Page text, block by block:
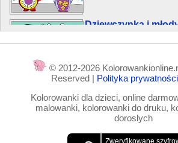
Dziewczynka i
Kolorowane: 739x
© 2012-2026
Reserved | Polityka prywatności
Kolorowanki dla dzieci, online
malowanki, kolorowanki do druku,
doroslych